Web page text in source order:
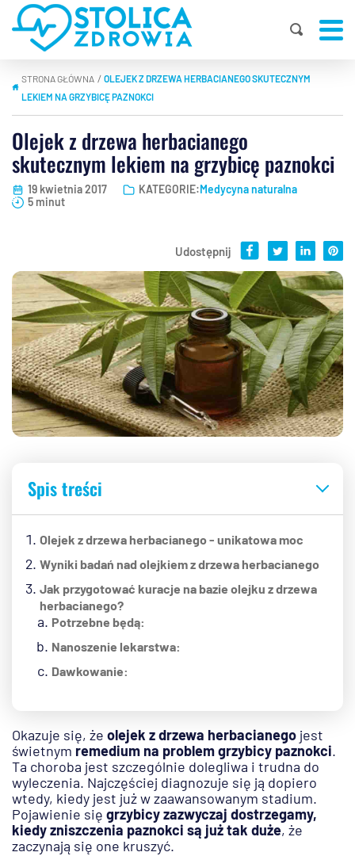
STRONA GŁÓWNA | OLEJEK Z DRZEWA HERBACIANEGO SKUTECZNYM
LEKIEM NA GRZYBICĘ PAZNOKCI
Olejek z drzewa herbacianego
skutecznym lekiem na grzybicę paznokci
19 kwietnia 2017 KATEGORIE:Medycyna naturalna
5 minut
Udostępnij
Spis treści
Olejek z drzewa herbacianego - unikatowa moc
Wyniki badań nad olejkiem z drzewa herbacianego
Jak przygotować kuracje na bazie olejku z drzewa
herbacianego?
Potrzebne będą:
Nanoszenie lekarstwa:
Dawkowanie:
Okazuje się, że olejek z drzewa herbacianego jest
świetnym remedium na problem grzybicy paznokci.
Ta choroba jest szczególnie dolegliwa i trudna do
wyleczenia. Najczęściej diagnozuje się ją dopiero
wtedy, kiedy jest już w zaawansowanym stadium.
Pojawienie się grzybicy zazwyczaj dostrzegamy,
kiedy zniszczenia paznokci są już tak duże, że
zaczynają się one kruszyć.